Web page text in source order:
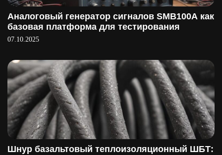
Аналоговый генератор сигналов SMB100A как
базовая платформа для тестирования
07.10.2025
Шнур базальтовый теплоизоляционный ШБТ: